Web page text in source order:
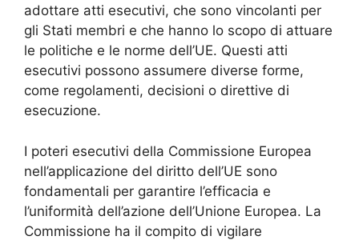
adottare atti esecutivi, che sono vincolanti per
gli Stati membri e che hanno lo scopo di attuare
le politiche e le norme dell’UE. Questi atti
esecutivi possono assumere diverse forme,
come regolamenti, decisioni o direttive di
esecuzione.
I poteri esecutivi della Commissione Europea
nell’applicazione del diritto dell’UE sono
fondamentali per garantire l’efficacia e
l’uniformità dell’azione dell’Unione Europea. La
Commissione ha il compito di vigilare